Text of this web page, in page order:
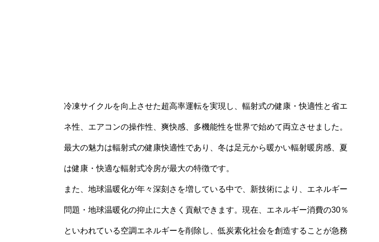
冷凍サイクルを向上させた超高率運転を実現し、輻射式の健康・快適性と省エ
ネ性、エアコンの操作性、爽快感、多機能性を世界で始めて両立させました。
最大の魅力は輻射式の健康快適性であり、冬は足元から暖かい輻射暖房感、夏
は健康・快適な輻射式冷房が最大の特徴です。
また、地球温暖化が年々深刻さを増している中で、新技術により、エネルギー
問題・地球温暖化の抑止に大きく貢献できます。現在、エネルギー消費の30％
といわれている空調エネルギーを削除し、低炭素化社会を創造することが急務